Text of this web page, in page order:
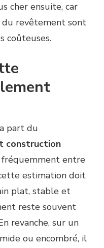
cher ensuite, car
du revêtement sont
coûteuses.
part du
construction
fréquemment entre
estimation doit
plat, stable et
reste souvent
revanche, sur un
ou encombré, il